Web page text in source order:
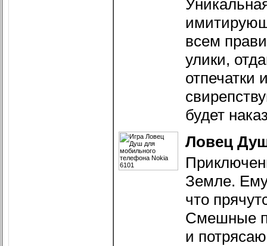
всем
улики,
отпечатки
будет
Ловец
Земле.
что
Смешные
и